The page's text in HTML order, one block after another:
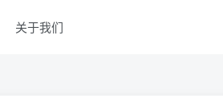
关于我们